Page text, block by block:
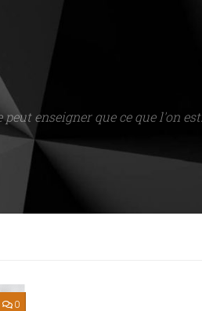
enseigner que ce que l'on est.
0